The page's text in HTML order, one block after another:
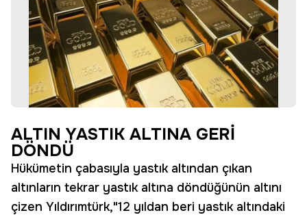
ALTIN YASTIK ALTINA GERİ
DÖNDÜ
Hükümetin çabasıyla yastık altından çıkan
altınların tekrar yastık altına döndüğünün altını
çizen Yıldırımtürk,"12 yıldan beri yastık altındaki